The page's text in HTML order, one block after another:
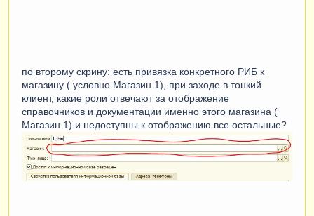
по второму скрину: есть привязка конкретного РИБ к
магазину ( условно Магазин 1), при заходе в тонкий
клиент, какие роли отвечают за отображение
справочников и документации именно этого магазина (
Магазин 1) и недоступны к отображению все остальные?